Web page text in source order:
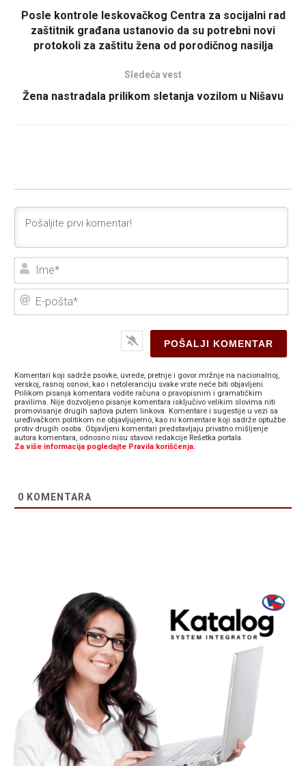
Posle kontrole leskovačkog Centra za socijalni rad
zaštitnik građana ustanovio da su potrebni novi
protokoli za zaštitu žena od porodičnog nasilja
Sledeća vest
Žena nastradala prilikom sletanja vozilom u Nišavu
E-
Komentari koji sadrže psovke, uvrede, pretnje i govor mržnje na nacionalnoj,
verskoj, rasnoj osnovi, kao i netoleranciju svake vrste neće biti objavljeni.
Prilikom pisanja komentara vodite računa o pravopisnim i gramatičkim
pravilima. Nije dozvoljeno pisanje komentara isključivo velikim slovima niti
promovisanje drugih sajtova putem linkova. Komentare i sugestije u vezi sa
uređivačkom politikom ne objavljujemo, kao ni komentare koji sadrže optužbe
protiv drugih osoba. Objavljeni komentari predstavljaju privatno mišljenje
autora komentara, odnosno nisu stavovi redakcije Rešetka portala.
Za više informacija pogledajte Pravila korišćenja.
0 KOMENTARA